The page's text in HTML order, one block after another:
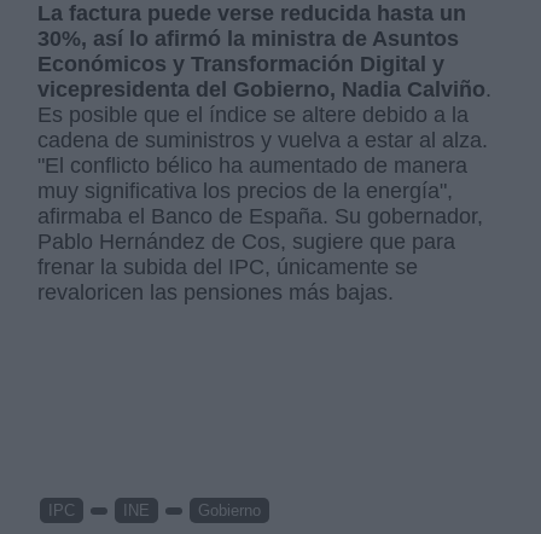
La factura puede verse reducida hasta un
30%, así lo afirmó la ministra de Asuntos
Económicos y Transformación Digital y
vicepresidenta del Gobierno, Nadia Calviño.
Es posible que el índice se altere debido a la
cadena de suministros y vuelva a estar al alza.
"El conflicto bélico ha aumentado de manera
muy significativa los precios de la energía",
afirmaba el Banco de España. Su gobernador,
Pablo Hernández de Cos, sugiere que para
frenar la subida del IPC, únicamente se
revaloricen las pensiones más bajas.
IPC INE Gobierno